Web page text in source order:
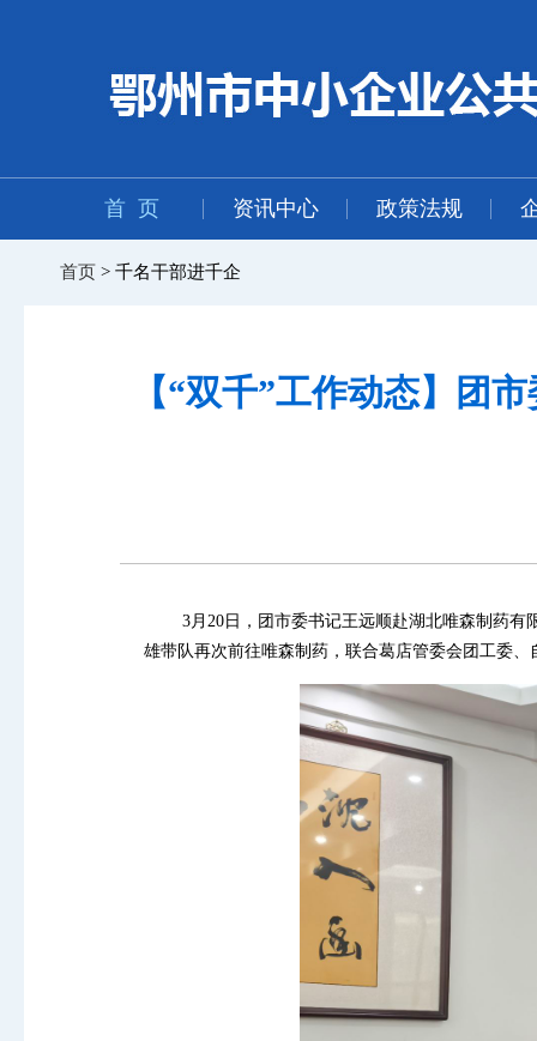
首 页 资讯中心 政策法规
首页 > 千名干部进千企
【“双千”工作动态】团
3月20日，团市委书记王远顺赴湖北唯森制药有限
雄带队再次前往唯森制药，联合葛店管委会团工委